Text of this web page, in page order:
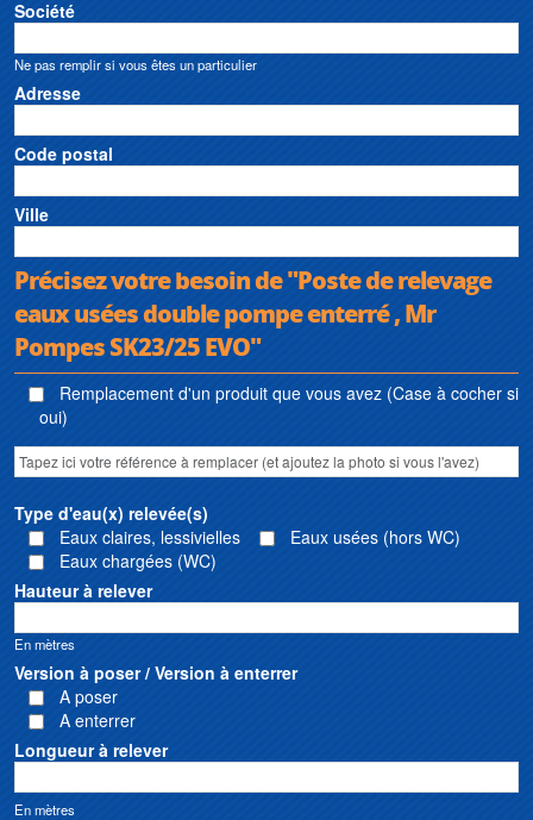
Société
Ne pas remplir si vous êtes un particulier
Adresse
Code postal
Ville
Précisez votre besoin de "Poste de relevage
eaux usées double pompe enterré , Mr
Pompes SK23/25 EVO"
Remplacement d'un produit que vous avez (Case à cocher si
oui)
Type d'eau(x) relevée(s)
Eaux claires, lessivielles
Eaux usées (hors WC)
Eaux chargées (WC)
Hauteur à relever
En mètres
Version à poser / Version à enterrer
A poser
A enterrer
Longueur à relever
En mètres